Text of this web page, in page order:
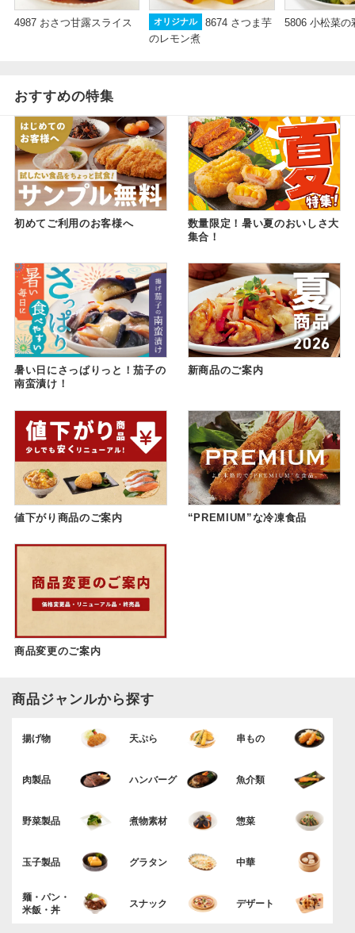
4987 おさつ甘露スライス オリジナル
8674 さつま芋
のレモン煮
5806 小松菜の
おすすめの特集
初めてご利用のお客様へ
数量限定！暑い夏のおいしさ大
集合！
暑い日にさっぱりっと！茄子の
南蛮漬け！
新商品のご案内
値下がり商品のご案内 “PREMIUM”な冷凍食品
商品変更のご案内
商品ジャンルから探す
揚げ物 天ぷら 串もの
肉製品 ハンバーグ 魚介類
野菜製品 煮物素材 惣菜
玉子製品 グラタン 中華
麺・パン・
米飯・丼
スナック デザート